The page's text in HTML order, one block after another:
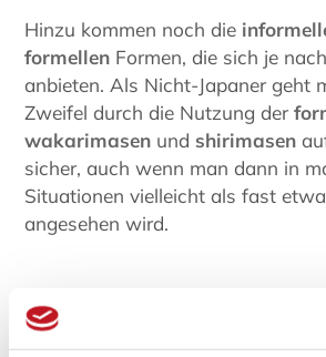
Hinzu kommen noch die
formellen Formen, die sich je
anbieten. Als Nicht-Japaner geht
Zweifel durch die Nutzung der
wakarimasen und shirimasen
sicher, auch wenn man dann in
Situationen vielleicht als fast
angesehen wird.
Wakarinai und
wenn: